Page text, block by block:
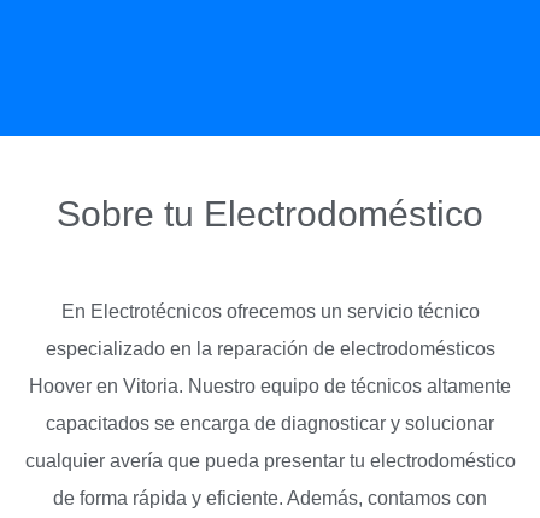
Sobre tu Electrodoméstico
En Electrotécnicos ofrecemos un servicio técnico
especializado en la reparación de electrodomésticos
Hoover en Vitoria. Nuestro equipo de técnicos altamente
capacitados se encarga de diagnosticar y solucionar
cualquier avería que pueda presentar tu electrodoméstico
de forma rápida y eficiente. Además, contamos con